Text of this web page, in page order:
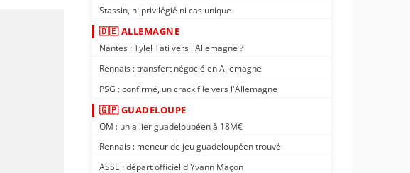
Stassin, ni privilégié ni cas unique
🇩🇪 ALLEMAGNE
Nantes : Tylel Tati vers l'Allemagne ?
Rennais : transfert négocié en Allemagne
PSG : confirmé, un crack file vers l'Allemagne
🇬🇵 GUADELOUPE
OM : un ailier guadeloupéen à 18M€
Rennais : meneur de jeu guadeloupéen trouvé
ASSE : départ officiel d'Yvann Maçon